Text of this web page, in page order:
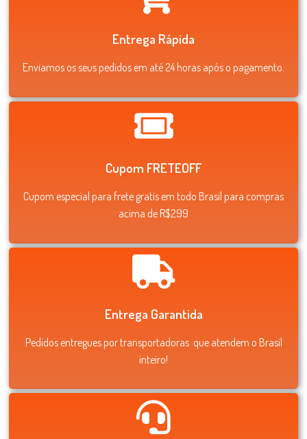
Entrega Rápida
Enviamos os seus pedidos em até 24 horas após o pagamento.
Cupom FRETEOFF
Cupom especial para frete gratis em todo Brasil para compras
acima de R$299
Entrega Garantida
Pedidos entregues por transportadoras que atendem o Brasil
inteiro!